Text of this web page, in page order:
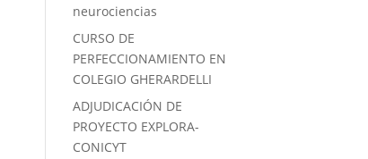
neurociencias
CURSO DE
PERFECCIONAMIENTO EN
COLEGIO GHERARDELLI
ADJUDICACIÓN DE
PROYECTO EXPLORA-
CONICYT